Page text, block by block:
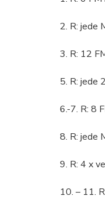
2. R: jede
3. R: 12
5. R: jede
6.-7. R: 8
8. R: jede
9. R: 4 x
10. – 11.